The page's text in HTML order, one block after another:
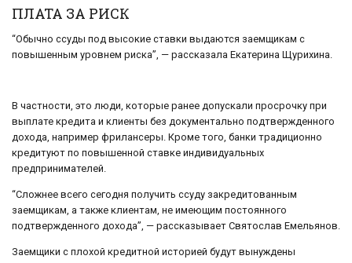
ПЛАТА ЗА РИСК
“Обычно ссуды под высокие ставки выдаются заемщикам с
повышенным уровнем риска”, — рассказала Екатерина Щурихина.
В частности, это люди, которые ранее допускали просрочку при
выплате кредита и клиенты без документально подтвержденного
дохода, например фрилансеры. Кроме того, банки традиционно
кредитуют по повышенной ставке индивидуальных
предпринимателей.
“Сложнее всего сегодня получить ссуду закредитованным
заемщикам, а также клиентам, не имеющим постоянного
подтвержденного дохода”, — рассказывает Святослав Емельянов.
Заемщики с плохой кредитной историей будут вынуждены